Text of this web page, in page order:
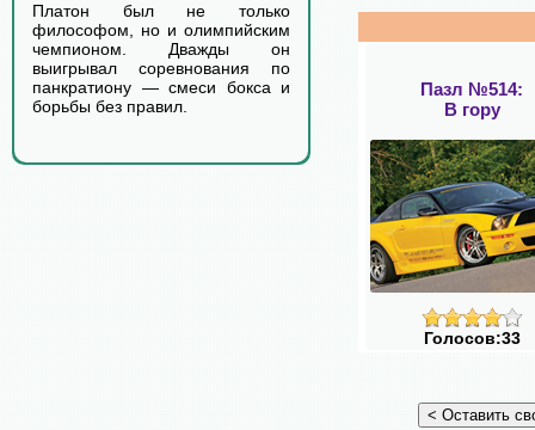
Платон был не только
философом, но и олимпийским
чемпионом. Дважды он
выигрывал соревнования по
панкратиону — смеси бокса и
борьбы без правил.
Пазл №514:
В гору
Голосов:33